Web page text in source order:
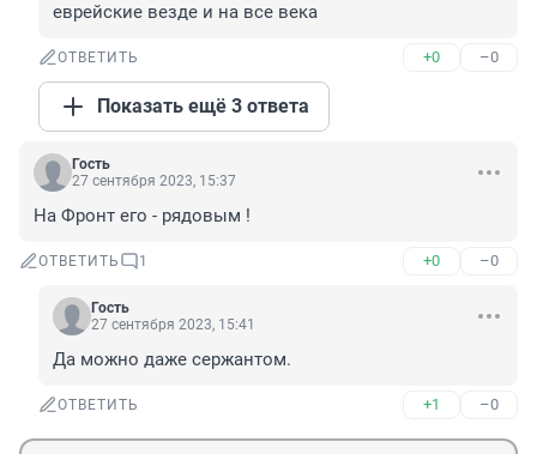
еврейские везде и на все века
ОТВЕТИТЬ +0 –0
Показать ещё 3 ответа
Гость
27 сентября 2023, 15:37
На Фронт его - рядовым !
ОТВЕТИТЬ 1 +0 –0
Гость
27 сентября 2023, 15:41
Да можно даже сержантом.
ОТВЕТИТЬ +1 –0